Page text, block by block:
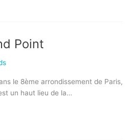
Point
le 8ème arrondissement de Paris,
un haut lieu de la…